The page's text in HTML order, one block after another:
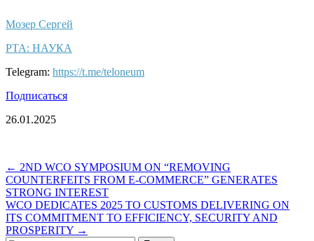
Мозер Сергей
РТА: НАУКА
Telegram: https://t.me/teloneum
Подписаться
26.01.2025
Post
navigation
← 2ND WCO SYMPOSIUM ON “REMOVING
COUNTERFEITS FROM E-COMMERCE” GENERATES
STRONG INTEREST
WCO DEDICATES 2025 TO CUSTOMS DELIVERING ON
ITS COMMITMENT TO EFFICIENCY, SECURITY AND
PROSPERITY →